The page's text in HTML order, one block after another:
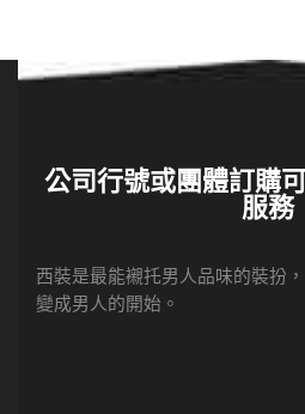
公司行號或團體訂購
服務
西裝是最能襯托男人品味的裝扮
變成男人的開始。